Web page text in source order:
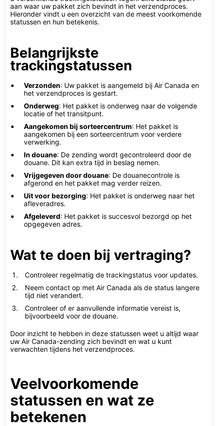
aan waar uw pakket zich bevindt in het verzendproces.
Hieronder vindt u een overzicht van de meest voorkomende
statussen en hun betekenis.
Belangrijkste
trackingstatussen
Verzonden: Uw pakket is aangemeld bij Air Canada en
het verzendproces is gestart.
Onderweg: Het pakket is onderweg naar de volgende
locatie of het transitpunt.
Aangekomen bij sorteercentrum: Het pakket is
aangekomen bij een sorteercentrum voor verdere
verwerking.
In douane: De zending wordt gecontroleerd door de
douane. Dit kan extra tijd in beslag nemen.
Vrijgegeven door douane: De douanecontrole is
afgerond en het pakket mag verder reizen.
Uit voor bezorging: Het pakket is onderweg naar het
afleveradres.
Afgeleverd: Het pakket is succesvol bezorgd op het
opgegeven adres.
Wat te doen bij vertraging?
Controleer regelmatig de trackingstatus voor updates.
Neem contact op met Air Canada als de status langere
tijd niet verandert.
Controleer of er aanvullende informatie vereist is,
bijvoorbeeld voor de douane.
Door inzicht te hebben in deze statussen weet u altijd waar
uw Air Canada-zending zich bevindt en wat u kunt
verwachten tijdens het verzendproces.
Veelvoorkomende
statussen en wat ze
betekenen